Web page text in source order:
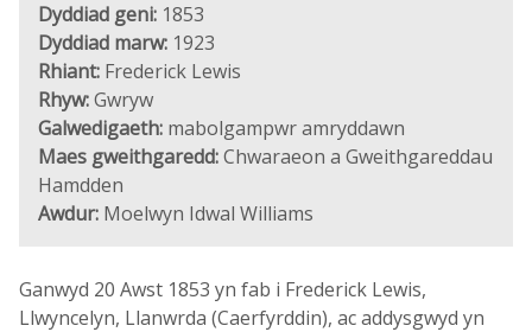
Dyddiad geni: 1853
Dyddiad marw: 1923
Rhiant: Frederick Lewis
Rhyw:Gwryw
Galwedigaeth: mabolgampwr amryddawn
Maes gweithgaredd:Chwaraeon a Gweithgareddau
Hamdden
Awdur: Moelwyn Idwal Williams
Ganwyd 20 Awst 1853 yn fab i Frederick Lewis,
Llwyncelyn, Llanwrda (Caerfyrddin), ac addysgwyd yn